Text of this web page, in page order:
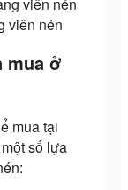
viên nén
mua ở
mua tại
số lựa